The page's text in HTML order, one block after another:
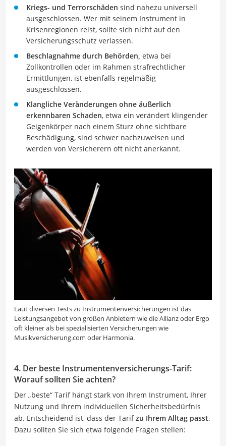
Kriegs- und Terrorschäden sind nahezu universell
ausgeschlossen. Wer mit seinem Instrument in
Krisenregionen reist, sollte sich nicht auf den
Versicherungsschutz verlassen.
Beschlagnahme durch Behörden, etwa bei
Zollkontrollen oder im Rahmen strafrechtlicher
Ermittlungen, ist ebenfalls regelmäßig
ausgeschlossen.
Klangliche Veränderungen ohne äußerlich
erkennbaren Schaden, etwa ein verändert klingender
Geigenkörper nach einem Sturz ohne sichtbare
Beschädigung, sind schwer nachzuweisen und
werden von Versicherern oft nicht anerkannt.
Laut diversen Tests zu Instrumentenversicherungen ist das
Leistungsangebot von großen Anbietern wie die Allianz oder Ergo
oft kleiner als bei spezialisierten Versicherungen wie
Musikversicherung.com oder Harmonia.
4. Der beste Instrumentenversicherungs-Tarif:
Worauf sollten Sie achten?
Der „beste“ Tarif hängt stark von Ihrem Instrument, Ihrer
Nutzung und Ihrem individuellen Sicherheitsbedürfnis
ab. Entscheidend ist, dass der Tarifzu Ihrem Alltag passt.
Dazu sollten Sie sich etwa folgende Fragen stellen: